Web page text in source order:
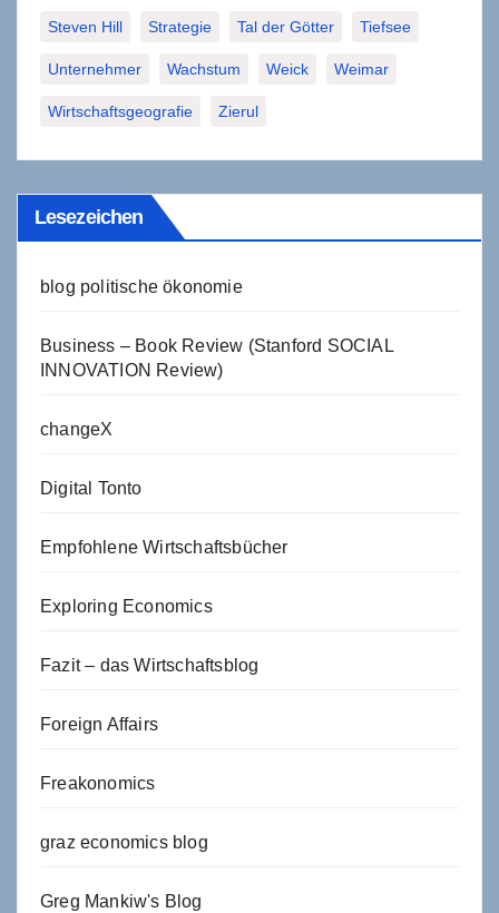
Steven Hill Strategie Tal der Götter Tiefsee
Unternehmer Wachstum Weick Weimar
Wirtschaftsgeografie Zierul
Lesezeichen
blog politische ökonomie
Business – Book Review (Stanford SOCIAL
INNOVATION Review)
changeX
Digital Tonto
Empfohlene Wirtschaftsbücher
Exploring Economics
Fazit – das Wirtschaftsblog
Foreign Affairs
Freakonomics
graz economics blog
Greg Mankiw's Blog